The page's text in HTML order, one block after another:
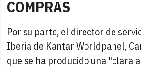
COMPRAS
Por su parte, el director de
Iberia de Kantar Worldpanel,
que se ha producido una "clara